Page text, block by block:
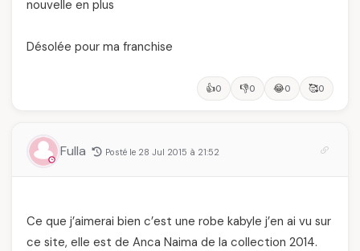
nouvelle en plus
Désolée pour ma franchise
👍0 👎0 😂0 🥰0
Fulla Posté le 28 Jul 2015 à 21:52
Ce que j’aimerai bien c’est une robe kabyle j’en ai vu sur
ce site, elle est de Anca Naima de la collection 2014.